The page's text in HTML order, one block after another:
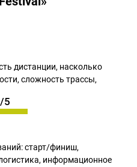
дистанции, насколько
сложность трассы,
5
старт/финиш,
информационное